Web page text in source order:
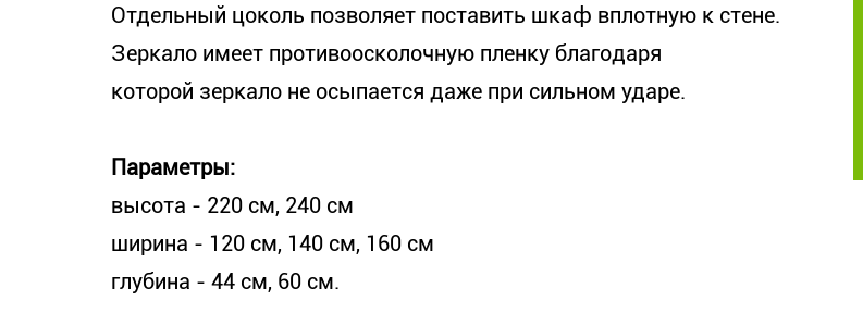
Отдельный цоколь позволяет поставить шкаф вплотную к стене.
Зеркало имеет противоосколочную пленку благодаря
которой зеркало не осыпается даже при сильном ударе.
Параметры:
высота - 220 см, 240 см
ширина - 120 см, 140 см, 160 см
глубина - 44 см, 60 см.